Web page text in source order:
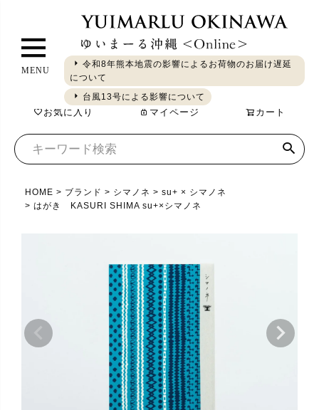
MENU
令和8年熊本地震の影響によるお荷物のお届け遅延
について
台風13号による影響について
やちむん 琉球ガラス シーサー 染織 食品
お気に入り マイページ カート
HOME ブランド シマノネ
su+ × シマノネ
はがき KASURI SHIMA su+×シマノネ
ジ
へ